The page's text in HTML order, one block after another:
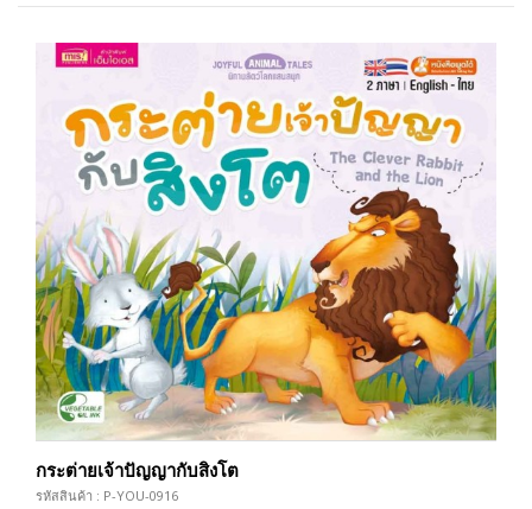
กระต่ายเจ้าปัญญากับสิงโต
รหัสสินค้า : P-YOU-0916